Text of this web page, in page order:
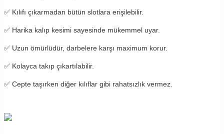
✅ Kılıfı çıkarmadan bütün slotlara erişilebilir.
✅ Harika kalıp kesimi sayesinde mükemmel uyar.
✅ Uzun ömürlüdür, darbelere karşı maximum korur.
✅ Kolayca takıp çıkartılabilir.
✅ Cepte taşırken diğer kılıflar gibi rahatsızlık vermez.